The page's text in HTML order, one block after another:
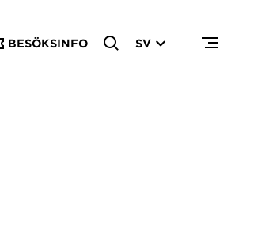
BESÖKSINFO SV